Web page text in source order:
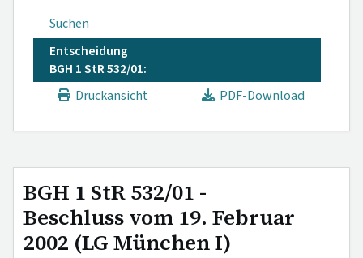
Suchen
Entscheidung
BGH 1 StR 532/01:
Druckansicht
PDF-Download
BGH 1 StR 532/01 -
Beschluss vom 19. Februar
2002 (LG München I)